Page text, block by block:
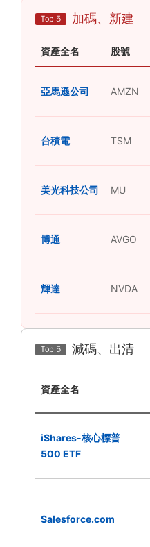
Top 5 加碼、新建
資產全名 股號
亞馬遜公司 AMZN
台積電 TSM
美光科技公司 MU
博通 AVGO
輝達 NVDA
Top 5 減碼、出清
資產全名
iShares-核心標普
500 ETF
Salesforce.com